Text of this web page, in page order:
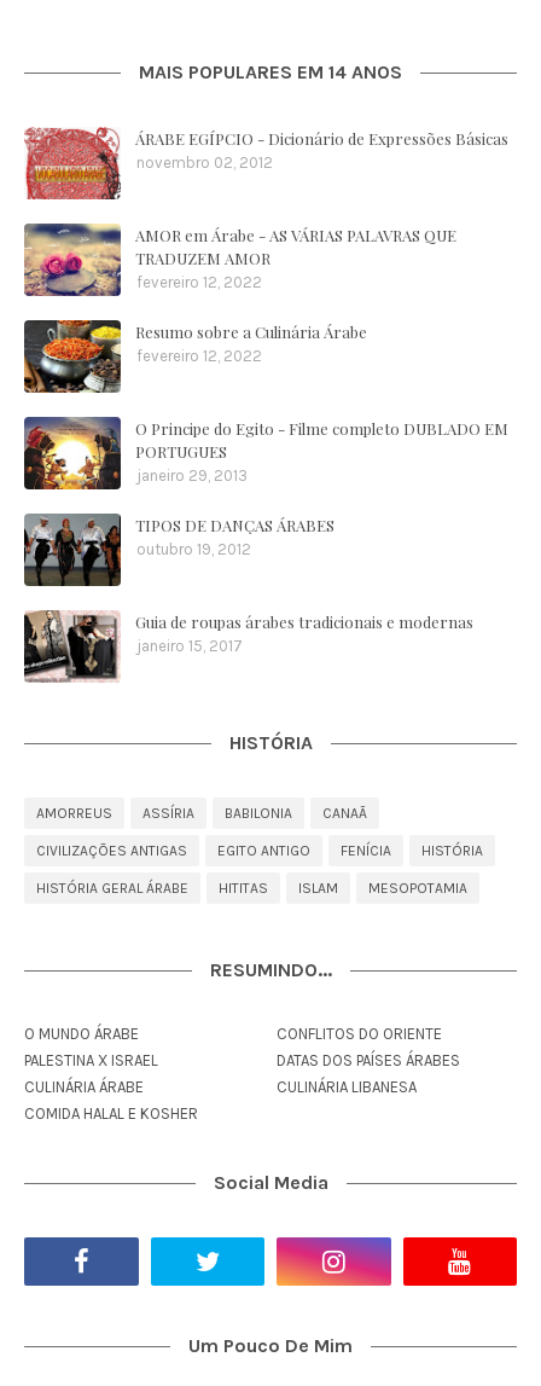
MAIS POPULARES EM 14 ANOS
ÁRABE EGÍPCIO - Dicionário de Expressões Básicas
novembro 02, 2012
AMOR em Árabe - AS VÁRIAS PALAVRAS QUE
TRADUZEM AMOR
fevereiro 12, 2022
Resumo sobre a Culinária Árabe
fevereiro 12, 2022
O Principe do Egito - Filme completo DUBLADO EM
PORTUGUES
janeiro 29, 2013
TIPOS DE DANÇAS ÁRABES
outubro 19, 2012
Guia de roupas árabes tradicionais e modernas
janeiro 15, 2017
HISTÓRIA
AMORREUS ASSÍRIA BABILONIA CANAÃ
CIVILIZAÇÕES ANTIGAS EGITO ANTIGO FENÍCIA HISTÓRIA
HISTÓRIA GERAL ÁRABE HITITAS ISLAM MESOPOTAMIA
RESUMINDO...
O MUNDO ÁRABE
CONFLITOS DO ORIENTE
PALESTINA X ISRAEL
DATAS DOS PAÍSES ÁRABES
CULINÁRIA ÁRABE
CULINÁRIA LIBANESA
COMIDA HALAL E KOSHER
Social Media
Um Pouco De Mim